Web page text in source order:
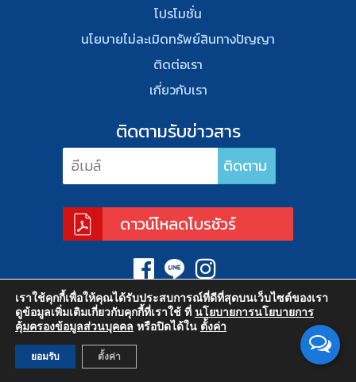
โปรโมชั่น
นโยบายไม่ละเมิดทรัพย์สินทางปัญญา
ติดต่อเรา
เกี่ยวกับเรา
ติดตามรับข่าวสาร
ดาวน์โหลดโบรชัวร์
Copyright © 2017 Cleanatic, All rights reserved.
เราใช้คุกกี้เพื่อให้คุณได้รับประสบการณ์ที่ดีที่สุดบนเว็บไซต์ของเรา
ดูข้อมูลเพิ่มเติมเกี่ยวกับคุกกี้ที่เราใช้ ที่ นโยบายการนโยบายการ
คุ้มครองข้อมูลส่วนบุคคล หรือปิดได้ใน ตั้งค่า
ยอมรับ ตั้งค่า